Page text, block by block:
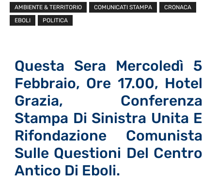
AMBIENTE & TERRITORIO COMUNICATI STAMPA
CRONACA
EBOLI
POLITICA
Questa Sera Mercoledì 5
Febbraio, Ore 17.00, Hotel
Grazia, Conferenza
Stampa Di Sinistra Unita E
Rifondazione Comunista
Sulle Questioni Del Centro
Antico Di Eboli.